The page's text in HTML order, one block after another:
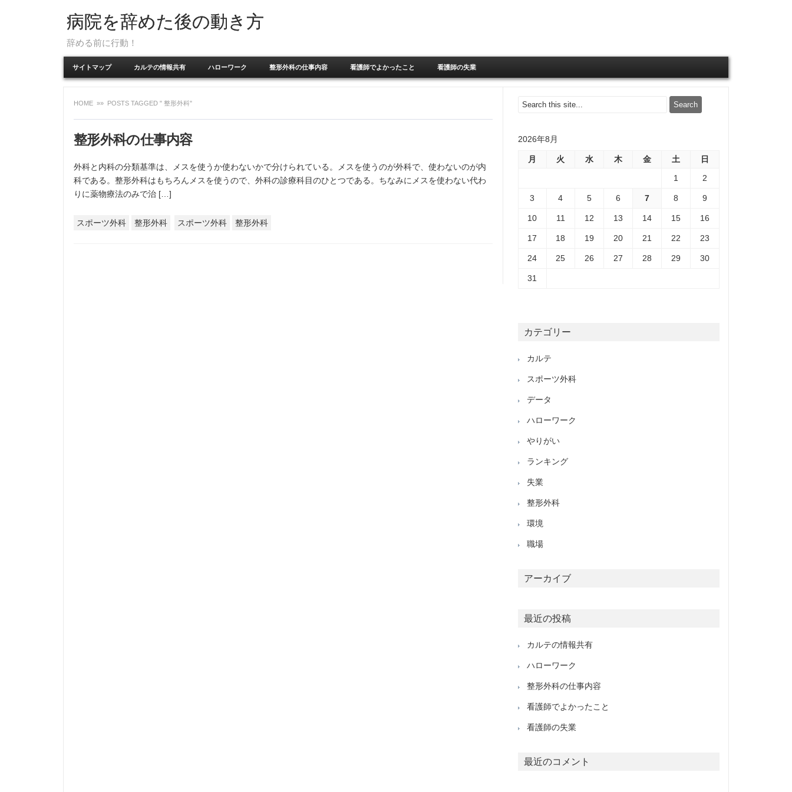
病院を辞めた後の動き方
辞める前に行動！
Skip to content
サイトマップ カルテの情報共有 ハローワーク 整形外科の仕事内容 看護師でよかったこと 看護師の失業
HOME »» POSTS TAGGED " 整形外科"
整形外科の仕事内容
外科と内科の分類基準は、メスを使うか使わないかで分けられている。メスを使うのが外科で、使わないのが内
科である。整形外科はもちろんメスを使うので、外科の診療科目のひとつである。ちなみにメスを使わない代わ
りに薬物療法のみで治 […]
スポーツ外科 整形外科 スポーツ外科 整形外科
2026年8月
月 火 水 木 金 土
日
1
2
3 4 5 6 7 8 9
10 11 12 13 14 15 16
17 18 19 20 21 22 23
24 25 26 27 28 29 30
31
カテゴリー
カルテ
スポーツ外科
データ
ハローワーク
やりがい
ランキング
失業
整形外科
環境
職場
アーカイブ
最近の投稿
カルテの情報共有
ハローワーク
整形外科の仕事内容
看護師でよかったこと
看護師の失業
最近のコメント